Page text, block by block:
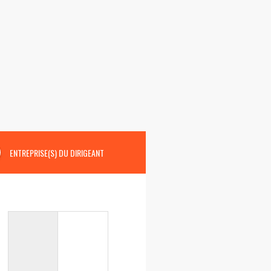
ENTREPRISE(S) DU DIRIGEANT